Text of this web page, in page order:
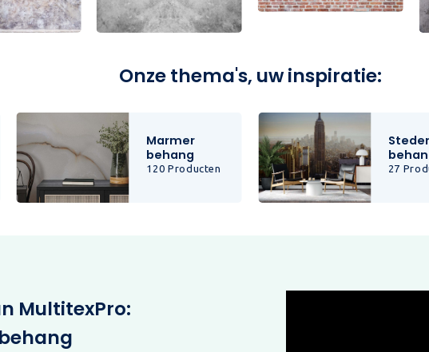
Onze thema's, uw inspiratie:
Marmer
behang
120 Producten 27
MultitexPro: